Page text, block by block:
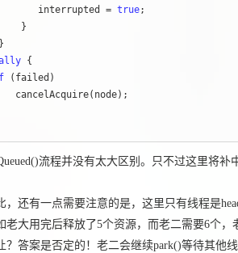
interrupted =
true
流程并没有太大区别。只不过这里将补
有一点需要注意的是，这里只有线程是
老大用完后释放了5个资源，而老二需要6个
？答案是否定的！老二会继续park()等待其他